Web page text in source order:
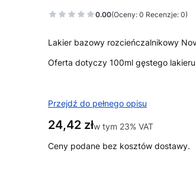
0.00(Oceny: 0 Recenzje: 0)
Lakier bazowy rozcieńczalnikowy
Oferta dotyczy 100ml gęstego
Przejdź do pełnego opisu
Cena
24,42 złw tym 23% VAT
w tym 23% VAT
Ceny podane bez kosztów dostawy.